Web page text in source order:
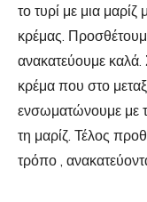
το τυρί με μια
κρέμας.
ανακατεύουμε καλά.
κρέμα που στο
ενσωματώνουμε με
τη μαρίζ. Τέλος
τρόπο ,